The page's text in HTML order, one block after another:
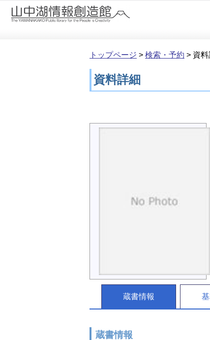
本文へ移動
トップページ > 検索・予約 > 資
資料詳細
蔵書情報
蔵書情報